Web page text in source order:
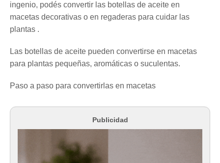
ingenio, podés convertir las botellas de aceite en
macetas decorativas o en regaderas para cuidar las
plantas .
Las botellas de aceite pueden convertirse en macetas
para plantas pequeñas, aromáticas o suculentas.
Paso a paso para convertirlas en macetas
Publicidad